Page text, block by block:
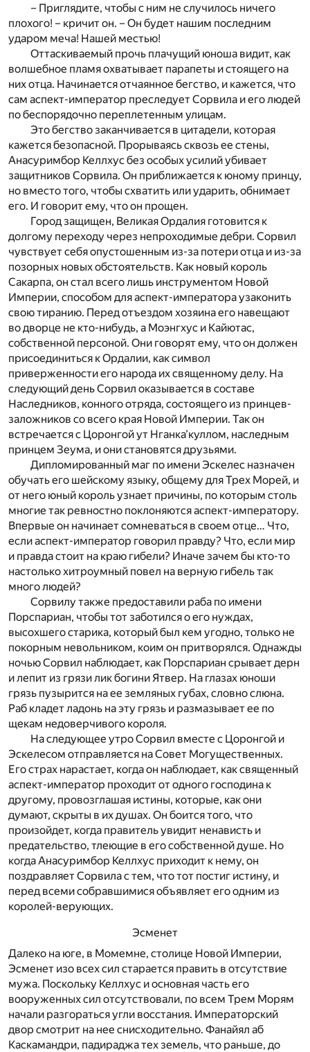
– Приглядите, чтобы с ним не случилось ничего
плохого! – кричит он. – Он будет нашим последним
ударом меча! Нашей местью!
Оттаскиваемый прочь плачущий юноша видит, как
волшебное пламя охватывает парапеты и стоящего на
них отца. Начинается отчаянное бегство, и кажется, что
сам аспект-император преследует Сорвила и его людей
по беспорядочно переплетенным улицам.
Это бегство заканчивается в цитадели, которая
кажется безопасной. Прорываясь сквозь ее стены,
Анасуримбор Келлхус без особых усилий убивает
защитников Сорвила. Он приближается к юному принцу,
но вместо того, чтобы схватить или ударить, обнимает
его. И говорит ему, что он прощен.
Город защищен, Великая Ордалия готовится к
долгому переходу через непроходимые дебри. Сорвил
чувствует себя опустошенным из-за потери отца и из-за
позорных новых обстоятельств. Как новый король
Сакарпа, он стал всего лишь инструментом Новой
Империи, способом для аспект-императора узаконить
свою тиранию. Перед отъездом хозяина его навещают
во дворце не кто-нибудь, а Моэнгхус и Кайютас,
собственной персоной. Они говорят ему, что он должен
присоединиться к Ордалии, как символ
приверженности его народа их священному делу. На
следующий день Сорвил оказывается в составе
Наследников, конного отряда, состоящего из принцев-
заложников со всего края Новой Империи. Так он
встречается с Цоронгой ут Нганка’куллом, наследным
принцем Зеума, и они становятся друзьями.
Дипломированный маг по имени Эскелес назначен
обучать его шейскому языку, общему для Трех Морей, и
от него юный король узнает причины, по которым столь
многие так ревностно поклоняются аспект-императору.
Впервые он начинает сомневаться в своем отце… Что,
если аспект-император говорил правду? Что, если мир
и правда стоит на краю гибели? Иначе зачем бы кто-то
настолько хитроумный повел на верную гибель так
много людей?
Сорвилу также предоставили раба по имени
Порспариан, чтобы тот заботился о его нуждах,
высохшего старика, который был кем угодно, только не
покорным невольником, коим он притворялся. Однажды
ночью Сорвил наблюдает, как Порспариан срывает дерн
и лепит из грязи лик богини Ятвер. На глазах юноши
грязь пузырится на ее земляных губах, словно слюна.
Раб кладет ладонь на эту грязь и размазывает ее по
щекам недоверчивого короля.
На следующее утро Сорвил вместе с Цоронгой и
Эскелесом отправляется на Совет Могущественных.
Его страх нарастает, когда он наблюдает, как священный
аспект-император проходит от одного господина к
другому, провозглашая истины, которые, как они
думают, скрыты в их душах. Он боится того, что
произойдет, когда правитель увидит ненависть и
предательство, тлеющие в его собственной душе. Но
когда Анасуримбор Келлхус приходит к нему, он
поздравляет Сорвила с тем, что тот постиг истину, и
перед всеми собравшимися объявляет его одним из
королей-верующих.
Эсменет
Далеко на юге, в Момемне, столице Новой Империи,
Эсменет изо всех сил старается править в отсутствие
мужа. Поскольку Келлхус и основная часть его
вооруженных сил отсутствовали, по всем Трем Морям
начали разгораться угли восстания. Императорский
двор смотрит на нее снисходительно. Фанайял аб
Каскамандри, падираджа тех земель, что раньше, до